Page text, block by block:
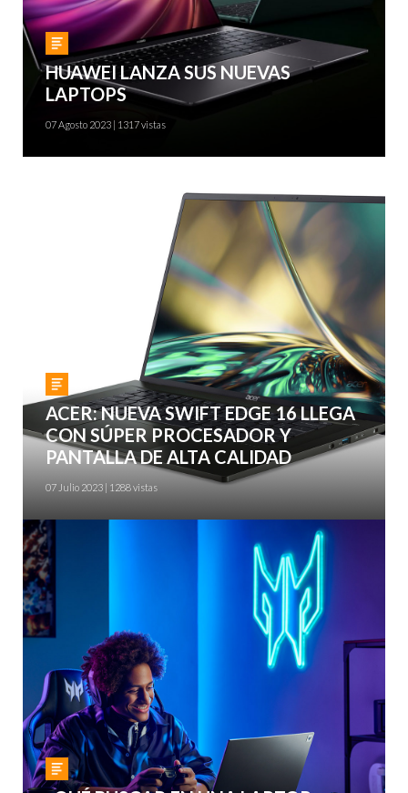
Gadgets
HUAWEI LANZA SUS NUEVAS
LAPTOPS
07 Agosto 2023 | 1317 vistas
Gadgets
ACER: NUEVA SWIFT EDGE 16 LLEGA
CON SÚPER PROCESADOR Y
PANTALLA DE ALTA CALIDAD
07 Julio 2023 | 1288 vistas
Gadgets